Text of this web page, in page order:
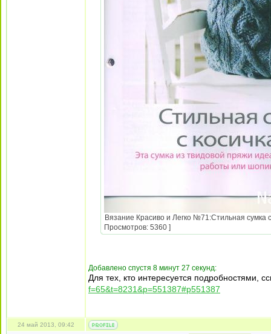
Вязание Красиво и Легко №71:Стильная сумка
Просмотров: 5360 ]
Добавлено спустя 8 минут 27 секунд:
Для тех, кто интересуется подробностями,
f=65&t=8231&p=551387#p551387
24 май 2013, 09:42